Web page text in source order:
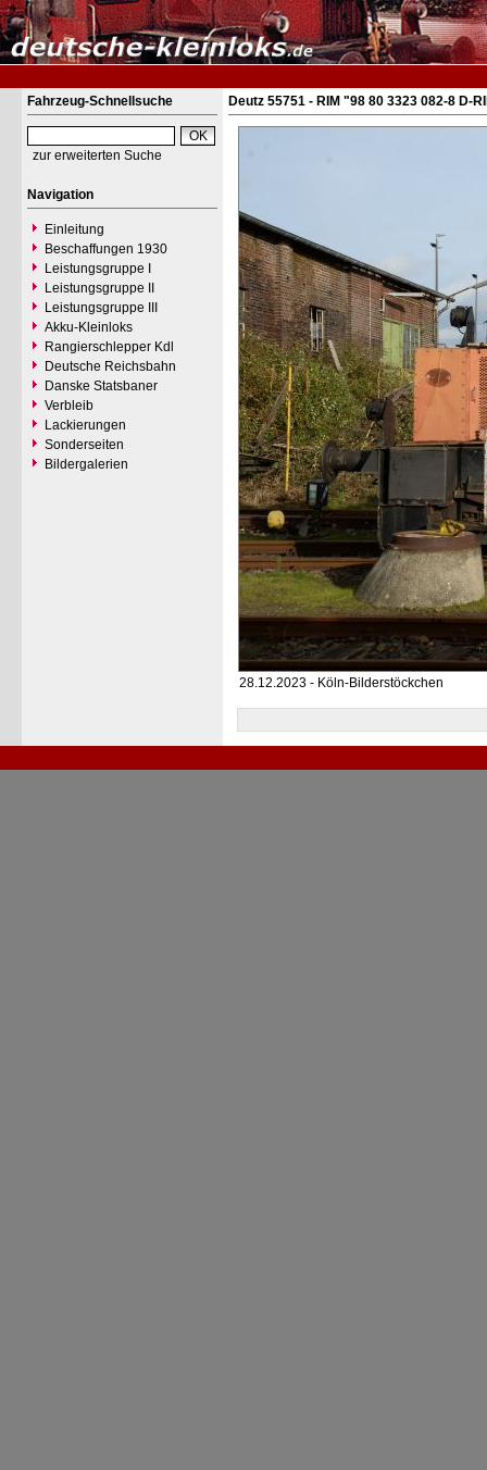
Fahrzeug-Schnellsuche
zur erweiterten Suche
Navigation
Einleitung
Beschaffungen 1930
Leistungsgruppe I
Leistungsgruppe II
Leistungsgruppe III
Akku-Kleinloks
Rangierschlepper Kdl
Deutsche Reichsbahn
Danske Statsbaner
Verbleib
Lackierungen
Sonderseiten
Bildergalerien
Deutz 55751 - RIM "98 80 3323 082-8 D-
28.12.2023 - Köln-Bilderstöckchen